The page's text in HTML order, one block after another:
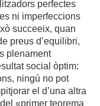
perfectes
ni imperfeccions
succeeix, quan
preus d’equilibri,
plenament
social òptim:
ningú no pot
el d’una altra
«primer teorema